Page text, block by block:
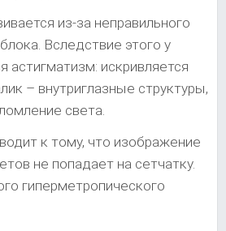
из-за неправильного
Вследствие этого у
астигматизм: искривляется
– внутриглазные структуры,
света.
к тому, что изображение
не попадает на сетчатку.
гиперметропического